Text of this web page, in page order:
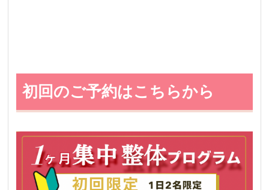
初回のご予約はこちらから